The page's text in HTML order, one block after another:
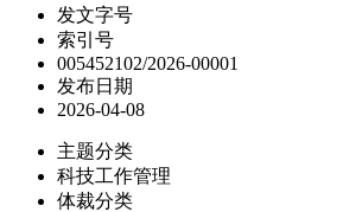
发文字号
索引号
005452102/2026-00001
发布日期
2026-04-08
主题分类
科技工作管理
体裁分类